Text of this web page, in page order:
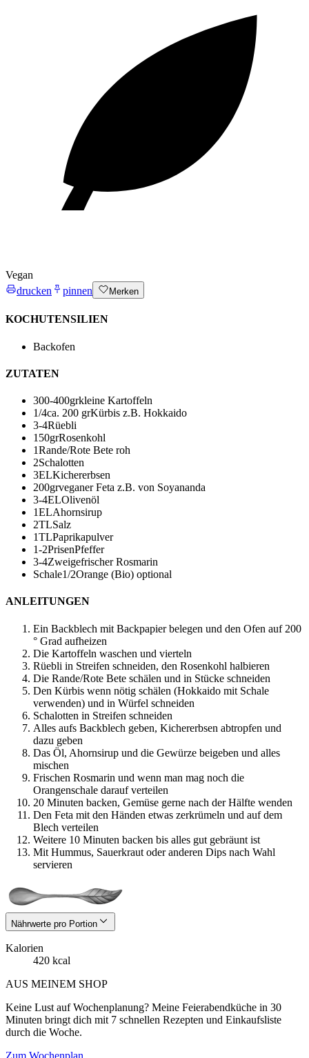
Vegan
drucken
pinnen Merken
KOCHUTENSILIEN
Backofen
ZUTATEN
300-400grkleine Kartoffeln
1/4ca. 200 grKürbis z.B. Hokkaido
3-4Rüebli
150grRosenkohl
1Rande/Rote Bete roh
2Schalotten
3ELKichererbsen
200grveganer Feta z.B. von Soyananda
3-4ELOlivenöl
1ELAhornsirup
2TLSalz
1TLPaprikapulver
1-2PrisenPfeffer
3-4Zweigefrischer Rosmarin
Schale1/2Orange (Bio) optional
ANLEITUNGEN
Ein Backblech mit Backpapier belegen und den Ofen auf 200
° Grad aufheizen
Die Kartoffeln waschen und vierteln
Rüebli in Streifen schneiden, den Rosenkohl halbieren
Die Rande/Rote Bete schälen und in Stücke schneiden
Den Kürbis wenn nötig schälen (Hokkaido mit Schale
verwenden) und in Würfel schneiden
Schalotten in Streifen schneiden
Alles aufs Backblech geben, Kichererbsen abtropfen und
dazu geben
Das Öl, Ahornsirup und die Gewürze beigeben und alles
mischen
Frischen Rosmarin und wenn man mag noch die
Orangenschale darauf verteilen
20 Minuten backen, Gemüse gerne nach der Hälfte wenden
Den Feta mit den Händen etwas zerkrümeln und auf dem
Blech verteilen
Weitere 10 Minuten backen bis alles gut gebräunt ist
Mit Hummus, Sauerkraut oder anderen Dips nach Wahl
servieren
Nährwerte pro Portion
Kalorien
420 kcal
AUS MEINEM SHOP
Keine Lust auf Wochenplanung? Meine Feierabendküche in 30
Minuten bringt dich mit 7 schnellen Rezepten und Einkaufsliste
durch die Woche.
Zum Wochenplan